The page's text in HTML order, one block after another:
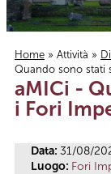
Tu sei qui
Home » Attività »
Quando sono stati
aMICi -
i Fori
Data: 31/08/
Luogo: Fori